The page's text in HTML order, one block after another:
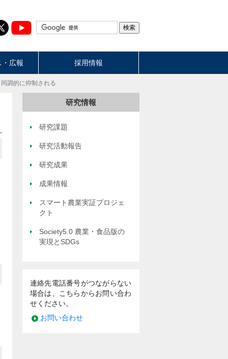
広報 採用情報
調的に抑制される
研究情報
研究課題
研究活動報告
研究成果
成果情報
スマート農業実証プロジェ
クト
Society5.0 農業・食品版の
実現とSDGs
連絡先電話番号がつながらない
場合は、こちらからお問い合わ
せください。
お問い合わせ